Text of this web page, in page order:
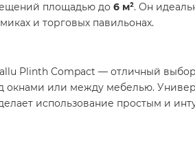
площадью до 6 м². Он
и торговых павильонах.
Plinth Compact — отличный
окнами или между мебелью.
использование простым и